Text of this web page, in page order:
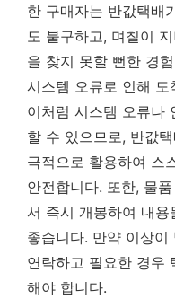
한 구매자는 반값택배
도 불구하고, 며칠이
을 찾지 못할 뻔한 경
시스템 오류로 인해
이처럼 시스템 오류나
할 수 있으므로, 반값
극적으로 활용하여 스
안전합니다. 또한, 물
서 즉시 개봉하여 내
좋습니다. 만약 이상
연락하고 필요한 경우
해야 합니다.